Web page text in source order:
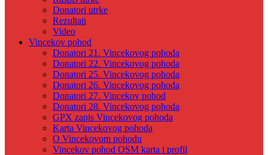
Donatori utrke
Rezultati
Video
Vincekov pohod
Donatori 21. Vincekovog pohoda
Donatori 22. Vincekovog pohoda
Donatori 25. Vincekovog pohoda
Donatori 26. Vincekovog pohoda
Donatori 27. Vincekov pohod
Donatori 28. Vincekovog pohoda
GPX zapis Vincekovog pohoda
Karta Vincekovog pohoda
O Vincekovom pohodu
Vincekov pohod OSM karta i profil